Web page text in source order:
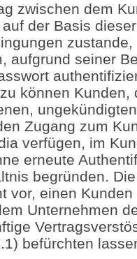
zwischen dem
der Basis
aufgrund seiner
können Kunden,
Zugang zum
verfügen, im
erneute
begründen.
vor, einen
Unternehmen
befürchten